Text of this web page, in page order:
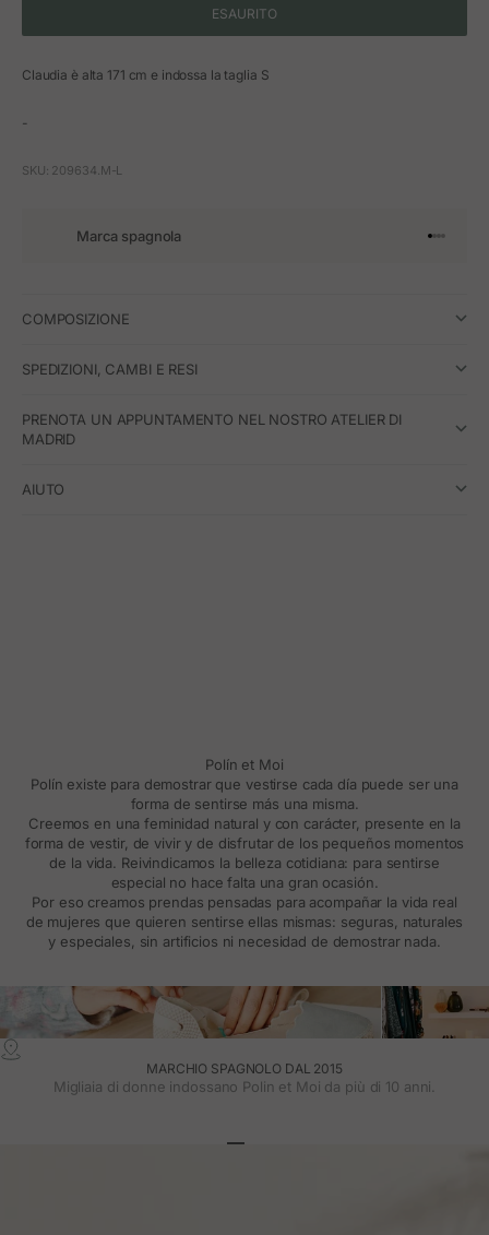
ESAURITO
Claudia è alta 171 cm e indossa la taglia S
-
SKU: 209634.M-L
Marca spagnola Vai
Vai
Vai
Vai
COMPOSIZIONE
SPEDIZIONI, CAMBI E RESI
PRENOTA UN APPUNTAMENTO NEL NOSTRO ATELIER DI
MADRID
AIUTO
Polín et Moi
Polín existe para demostrar que vestirse cada día puede ser una
forma de sentirse más una misma.
Creemos en una feminidad natural y con carácter, presente en la
forma de vestir, de vivir y de disfrutar de los pequeños momentos
de la vida. Reivindicamos la belleza cotidiana: para sentirse
especial no hace falta una gran ocasión.
Por eso creamos prendas pensadas para acompañar la vida real
de mujeres que quieren sentirse ellas mismas: seguras, naturales
y especiales, sin artificios ni necesidad de demostrar nada.
MARCHIO SPAGNOLO DAL 2015
Migliaia di donne indossano Polin et Moi da più di 10 anni.